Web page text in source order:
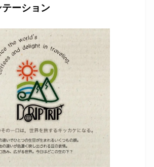
ーション